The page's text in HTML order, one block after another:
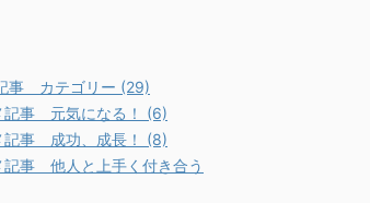
事 カテゴリー (29)
記事 元気になる！ (6)
記事 成功、成長！ (8)
記事 他人と上手く付き合う